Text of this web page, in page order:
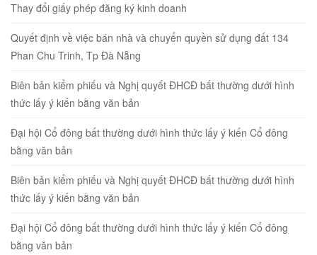
Thay đổi giấy phép đăng ký kinh doanh
Quyết định về việc bán nhà và chuyển quyền sử dụng đất 134
Phan Chu Trinh, Tp Đà Nẵng
Biên bản kiểm phiếu và Nghị quyết ĐHCĐ bất thường dưới hình
thức lấy ý kiến bằng văn bản
Đại hội Cổ đông bất thường dưới hình thức lấy ý kiến Cổ đông
bằng văn bản
Biên bản kiểm phiếu và Nghị quyết ĐHCĐ bất thường dưới hình
thức lấy ý kiến bằng văn bản
Đại hội Cổ đông bất thường dưới hình thức lấy ý kiến Cổ đông
bằng văn bản